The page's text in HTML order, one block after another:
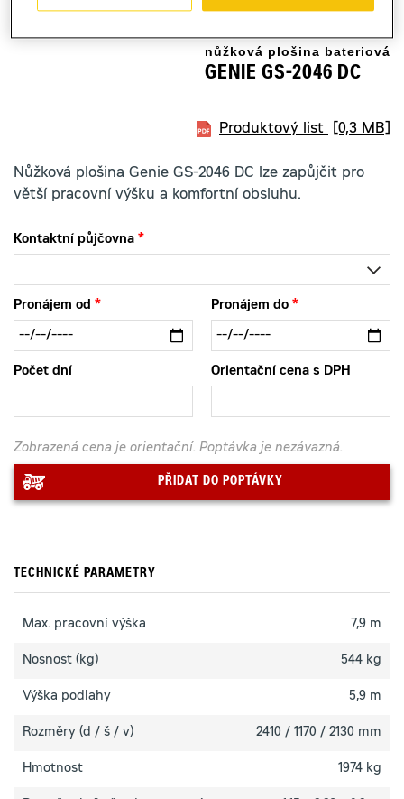
nůžková plošina bateriová
GENIE GS-2046 DC
Produktový list [0,3 MB]
Nůžková plošina Genie GS-2046 DC lze zapůjčit pro
větší pracovní výšku a komfortní obsluhu.
Kontaktní půjčovna
Pronájem od Pronájem do
Počet dní Orientační cena s DPH
Zobrazená cena je orientační. Poptávka je nezávazná.
PŘIDAT DO POPTÁVKY
TECHNICKÉ PARAMETRY
Max. pracovní výška 7,9 m
Nosnost (kg) 544 kg
Výška podlahy 5,9 m
Rozměry (d / š / v) 2410 / 1170 / 2130 mm
Hmotnost 1974 kg